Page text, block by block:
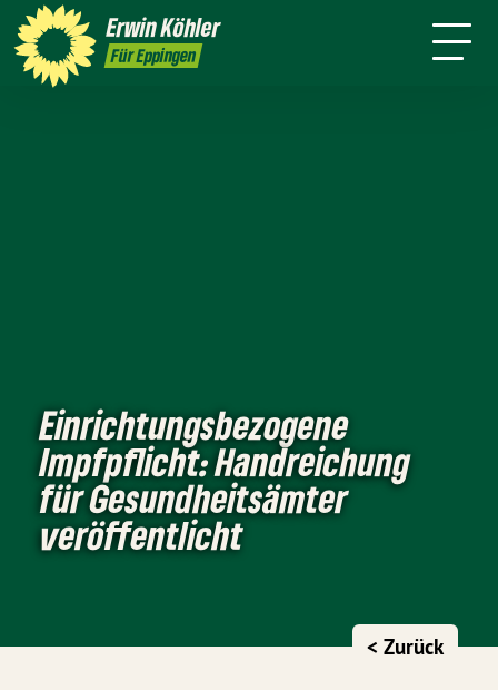
ErwinKöhler
Für Eppingen
Leichte Sprache
Wahlkreis
Einrichtungsbezogene
Impfpflicht: Handreichung
für Gesundheitsämter
veröffentlicht
< Zurück